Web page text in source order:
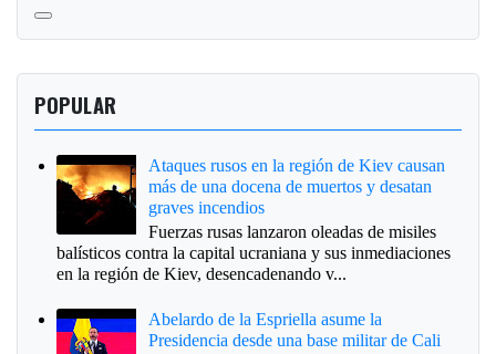
POPULAR
Ataques rusos en la región de Kiev causan
más de una docena de muertos y desatan
graves incendios
Fuerzas rusas lanzaron oleadas de misiles
balísticos contra la capital ucraniana y sus inmediaciones
en la región de Kiev, desencadenando v...
Abelardo de la Espriella asume la
Presidencia desde una base militar de Cali